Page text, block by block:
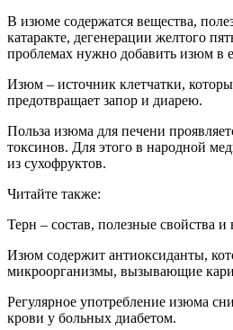
В изюме содержатся вещества,
катаракте, дегенерации желтого
проблемах нужно добавить изюм в
Изюм – источник клетчатки,
предотвращает запор и диарею.
Польза изюма для печени
токсинов. Для этого в народной
из сухофруктов.
Читайте также:
Терн – состав, полезные свойства и
Изюм содержит антиоксиданты,
микроорганизмы, вызывающие
Регулярное употребление изюма
крови у больных диабетом.